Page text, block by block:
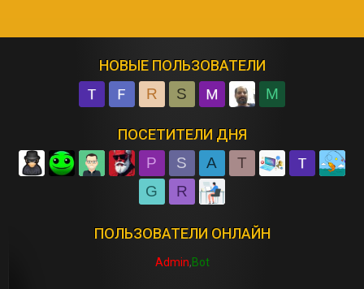
НОВЫЕ ПОЛЬЗОВАТЕЛИ
R S M
ПОСЕТИТЕЛИ ДНЯ
P S A
T
G
R
ПОЛЬЗОВАТЕЛИ ОНЛАЙН
Admin Bot